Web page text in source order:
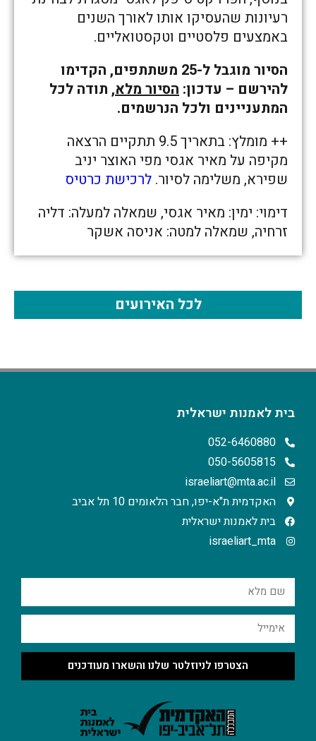
רעיונות שהעסיקו אותו לאורך השנים
באמצעים פלסטיים וטקסטואליים.
הסיור מוגבל ל-25 משתתפים, הקדימו
להירשם – עדכון: הסיור מלא, תודה לכל
המתעניינים ולכל הנרשמים.
++ מומלץ: בתאריך 9.5 תתקיים הרצאה
מקיפה על מאיר אגסי מפי האוצר יניב
שפירא, משלימה לסיור. לרכישת כרטיס
דימוי: ימין: מאיר אגסי, שמאלה למעלה: דליה
זרחיה, שמאלה למטה: אניסה אשקר
לכל האירועים
בית לאמנות ישראלית
052-6460880
050-5605815
israeliart@mta.ac.il
האקדמית ת"א-יפו, חבר הלאומים 10 תל אביב
בית לאמנות ישראלית
israeliart_mta
הצטרפו לניוזלטר שלנו והשארו מעודכנים